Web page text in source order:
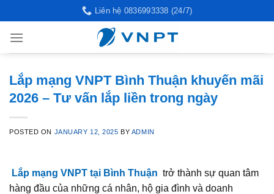
to
content
Liên hệ 0836993338 (24/7)
Lắp mạng VNPT Bình Thuận khuyến mãi
2026 – Tư vấn lắp liền trong ngày
POSTED ON JANUARY 12, 2025 BY ADMIN
Lắp mạng VNPT tại Bình Thuận trở thành sự quan tâm
hàng đầu của những cá nhân, hộ gia đình và doanh